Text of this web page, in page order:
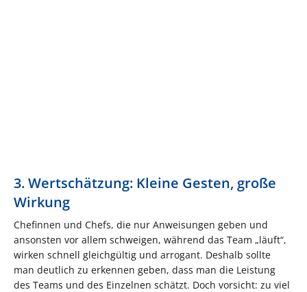
3. Wertschätzung: Kleine Gesten, große
Wirkung
Chefinnen und Chefs, die nur Anweisungen geben und
ansonsten vor allem schweigen, während das Team „läuft“,
wirken schnell gleichgültig und arrogant. Deshalb sollte
man deutlich zu erkennen geben, dass man die Leistung
des Teams und des Einzelnen schätzt. Doch vorsicht: zu viel